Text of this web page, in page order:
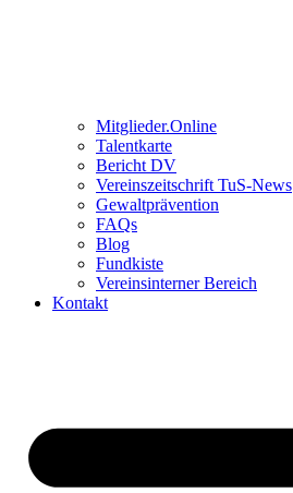
Mitglieder.Online
Talentkarte
Bericht DV
Vereinszeitschrift TuS-News
Gewaltprävention
FAQs
Blog
Fundkiste
Vereinsinterner Bereich
Kontakt